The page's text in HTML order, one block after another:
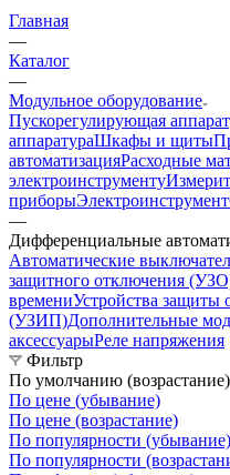
Главная
—
Каталог
—
Модульное оборудование
Пускорегулирующая
аппаратураШкафы и щиты
автоматизацияРасходные
электроинструменту
приборыЭлектроинструмент
—
Дифференциальные
Автоматические
защитного отключения
времениУстройства защиты
(УЗИП)Дополнительные
аксессуарыРеле напряжения
Фильтр
По умолчанию (возрастание)
По цене (убывание)
По цене (возрастание)
По популярности (убывание)
По популярности